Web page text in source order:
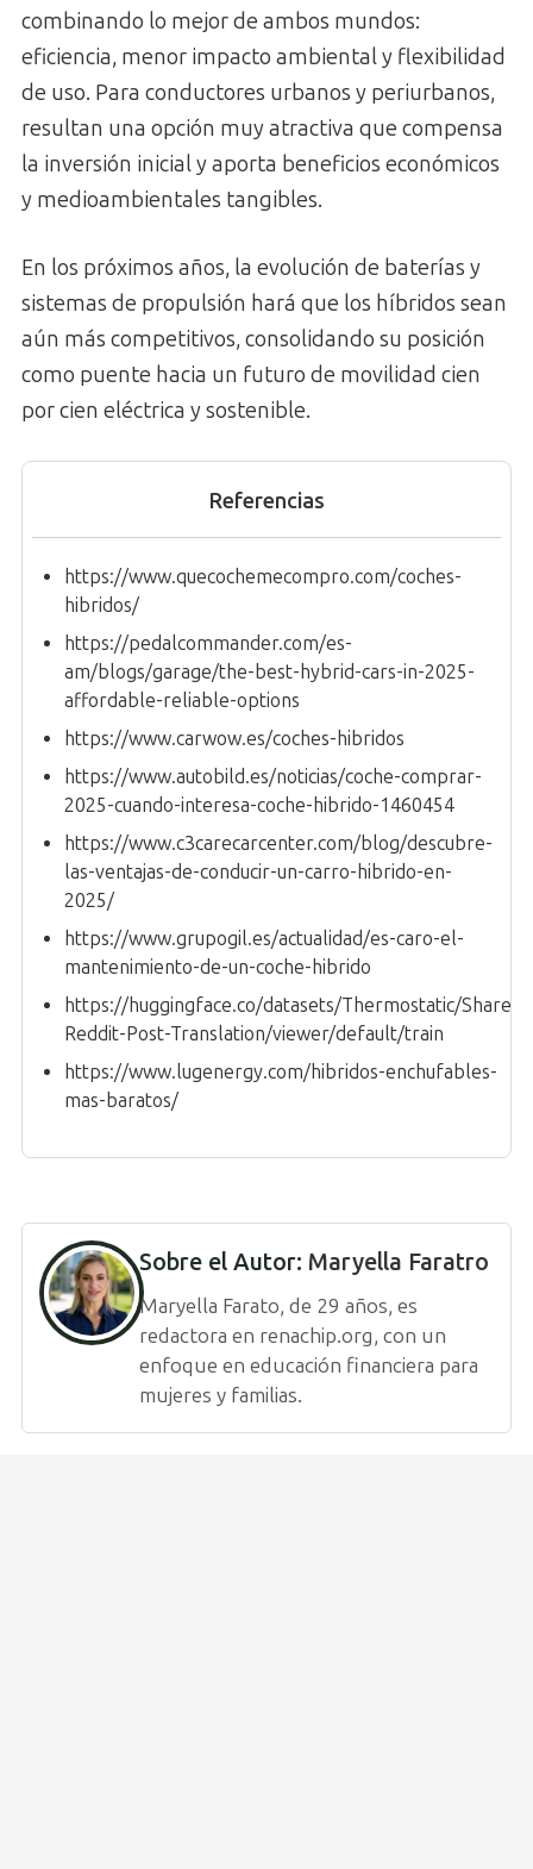
combinando lo mejor de ambos mundos:
eficiencia, menor impacto ambiental y flexibilidad
de uso. Para conductores urbanos y periurbanos,
resultan una opción muy atractiva que compensa
la inversión inicial y aporta beneficios económicos
y medioambientales tangibles.
En los próximos años, la evolución de baterías y
sistemas de propulsión hará que los híbridos sean
aún más competitivos, consolidando su posición
como puente hacia un futuro de movilidad cien
por cien eléctrica y sostenible.
Referencias
https://www.quecochemecompro.com/coches-
hibridos/
https://pedalcommander.com/es-
am/blogs/garage/the-best-hybrid-cars-in-2025-
affordable-reliable-options
https://www.carwow.es/coches-hibridos
https://www.autobild.es/noticias/coche-comprar-
2025-cuando-interesa-coche-hibrido-1460454
https://www.c3carecarcenter.com/blog/descubre-
las-ventajas-de-conducir-un-carro-hibrido-en-
2025/
https://www.grupogil.es/actualidad/es-caro-el-
mantenimiento-de-un-coche-hibrido
https://huggingface.co/datasets/Thermostatic/
Reddit-Post-Translation/viewer/default/train
https://www.lugenergy.com/hibridos-enchufables-
mas-baratos/
Sobre el Autor: Maryella Faratro
Maryella Farato, de 29 años, es
redactora en renachip.org, con un
enfoque en educación financiera para
mujeres y familias.